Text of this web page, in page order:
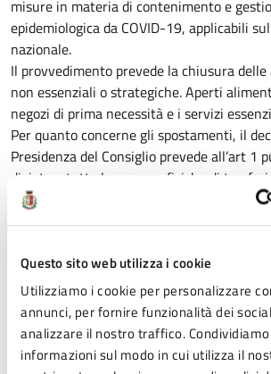
Questo sito web utilizza i cookie
Utilizziamo i cookie per personalizzare
annunci, per fornire funzionalità dei
analizzare il nostro traffico.
informazioni sul modo in cui utilizza il
misure in materia di contenimento e
epidemiologica da COVID-19, applicabili
nazionale.
Il provvedimento prevede la chiusura
non essenziali o strategiche. Aperti
negozi di prima necessità e i servizi
Per quanto concerne gli spostamenti, il
Presidenza del Consiglio prevede all’art 1
divieto a tutte le persone fisiche di
mezzi di trasporto pubblici o privati, in un
rispetto a quello in cui attualmente si
per motivi di salute; conseguentemente
1, lettera a), del decreto del Presidente del
ministri 8 marzo 2020 le parole “E’
il proprio domicilio, abitazione o residenza”
Sul punto era intervenuta nella giornata di